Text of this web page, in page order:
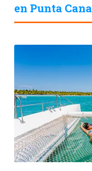
en Punta Cana